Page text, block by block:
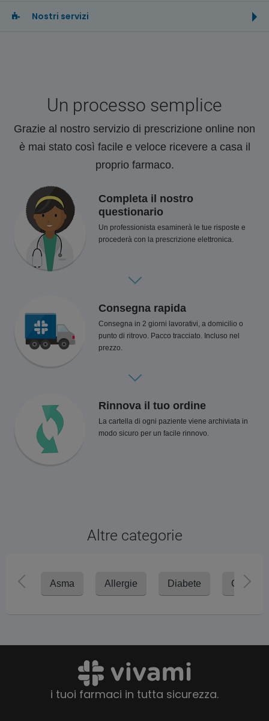
Nostri servizi
Un processo semplice
Grazie al nostro servizio di prescrizione online non
è mai stato così facile e veloce ricevere a casa il
proprio farmaco.
Completa il nostro
questionario
Un professionista esaminerà le tue risposte e
procederà con la prescrizione elettronica.
Consegna rapida
Consegna in 2 giorni lavorativi, a domicilio o
punto di ritrovo. Pacco tracciato. Incluso nel
prezzo.
Rinnova il tuo ordine
La cartella di ogni paziente viene archiviata in
modo sicuro per un facile rinnovo.
Altre categorie
Asma Allergie Diabete
i tuoi farmaci in tutta sicurezza.